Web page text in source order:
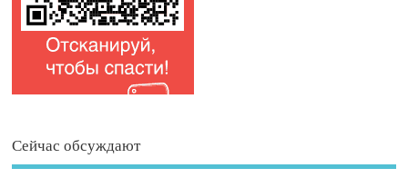
Сейчас обсуждают